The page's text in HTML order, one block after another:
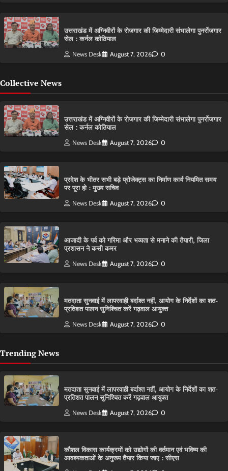
उत्तराखंड में अग्निवीरों के रोजगार की जिम्मेदारी संभालेगा पुनर्रोजगार
सेल : कर्नल कोठियाल
News Desk August 7, 2026 0
Collective News
उत्तराखंड में अग्निवीरों के रोजगार की जिम्मेदारी संभालेगा पुनर्रोजगार
सेल : कर्नल कोठियाल
News Desk August 7, 2026 0
प्रदेश के भीतर सभी बड़े प्रोजेक्ट्स का निर्माण कार्य नियमित समय
पर पूरा हो : मुख्य सचिव
News Desk August 7, 2026 0
आजादी के पर्व को गरिमा और भव्यता से मनाने की तैयारी, जिला
प्रशासन ने कसी कमर
News Desk August 7, 2026 0
मतदाता सुनवाई में लापरवाही बर्दाश्त नहीं, आयोग के निर्देशों का शत-
प्रतिशत पालन सुनिश्चित करें गढ़वाल आयुक्त
News Desk August 7, 2026 0
Trending News
मतदाता सुनवाई में लापरवाही बर्दाश्त नहीं, आयोग के निर्देशों का शत-
प्रतिशत पालन सुनिश्चित करें गढ़वाल आयुक्त
News Desk August 7, 2026 0
कौशल विकास कार्यक्रमों को उद्योगों की वर्तमान एवं भविष्य की
आवश्यकताओं के अनुरूप तैयार किया जाए : सीएस